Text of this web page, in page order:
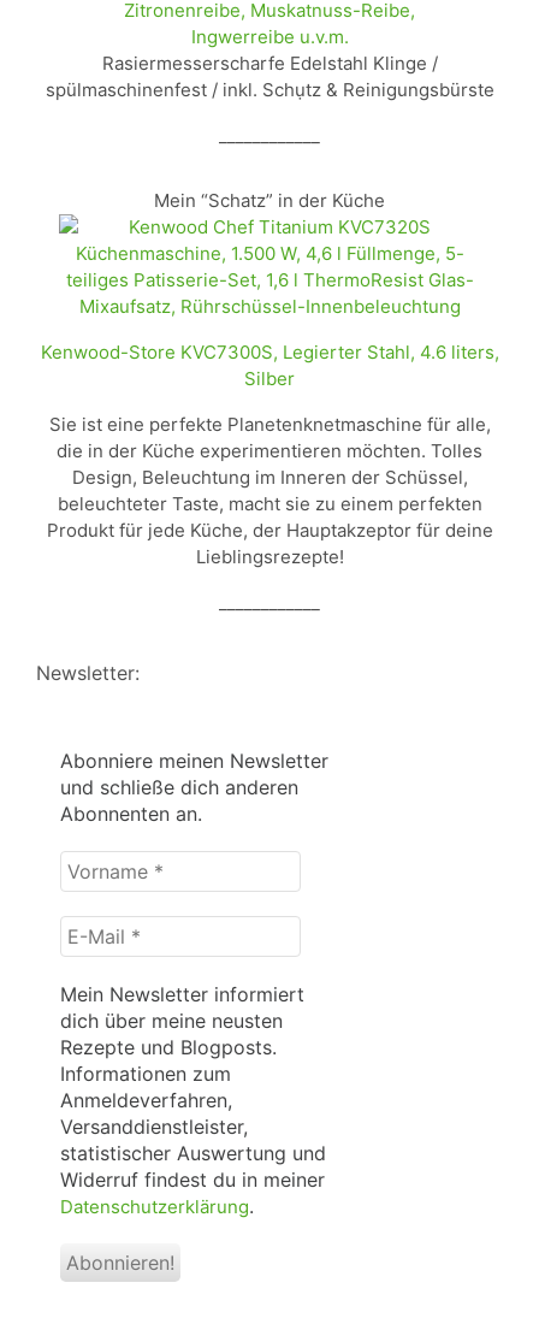
Zitronenreibe, Muskatnuss-Reibe,
Ingwerreibe u.v.m.
Rasiermesserscharfe Edelstahl Klinge /
spülmaschinenfest / inkl. Schụtz & Reinigungsbürste
Mein “Schatz” in der Küche
Kenwood-Store KVC7300S, Legierter Stahl, 4.6 liters,
Silber
Sie ist eine perfekte Planetenknetmaschine für alle,
die in der Küche experimentieren möchten. Tolles
Design, Beleuchtung im Inneren der Schüssel,
beleuchteter Taste, macht sie zu einem perfekten
Produkt für jede Küche, der Hauptakzeptor für deine
Lieblingsrezepte!
Newsletter:
Abonniere meinen Newsletter
und schließe dich anderen
Abonnenten an.
Vorname
*
E-
Mail
*
Mein Newsletter informiert
dich über meine neusten
Rezepte und Blogposts.
Informationen zum
Anmeldeverfahren,
Versanddienstleister,
statistischer Auswertung und
Widerruf findest du in meiner
Datenschutzerklärung.